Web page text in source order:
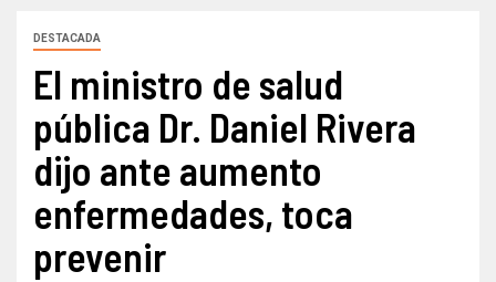
DESTACADA
El ministro de salud
pública Dr. Daniel Rivera
dijo ante aumento
enfermedades, toca
prevenir